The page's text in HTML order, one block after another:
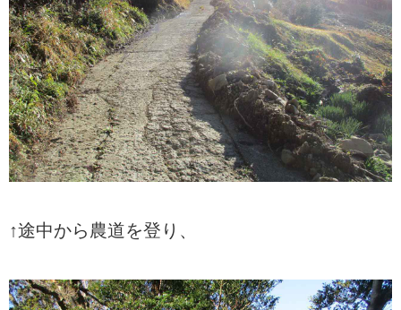
↑途中から農道を登り、